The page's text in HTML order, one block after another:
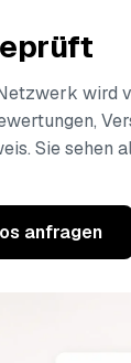
wird
Sie sehen
anfragen